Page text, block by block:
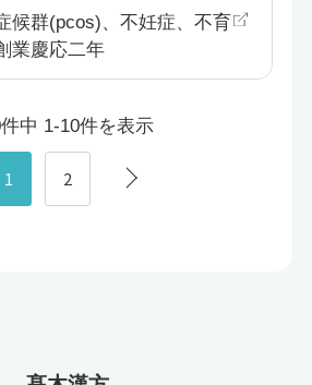
候群(pcos)、不妊症、不育
応二年
中 1-10件を表示
1 2